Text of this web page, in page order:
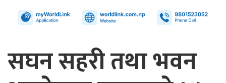
सघन सहरी तथा भवन